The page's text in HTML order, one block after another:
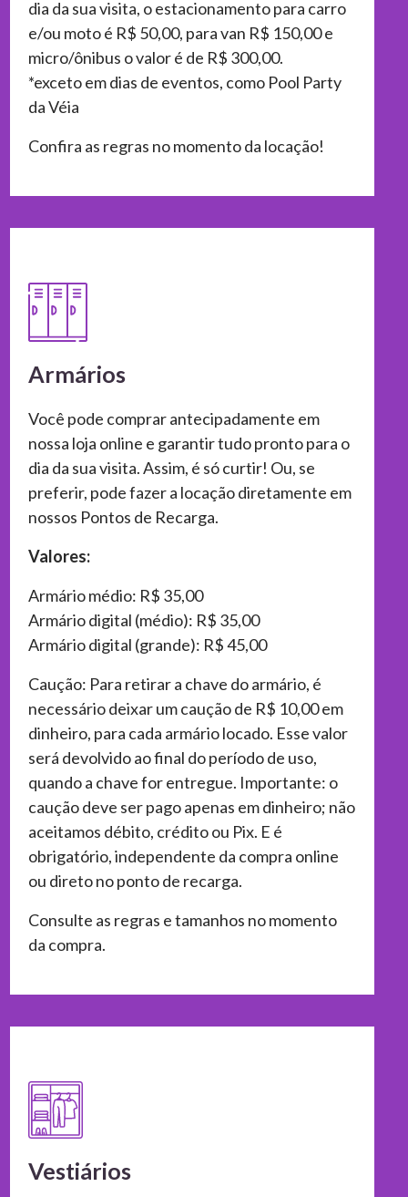
dia da sua visita, o estacionamento para carro
e/ou moto é R$ 50,00, para van R$ 150,00 e
micro/ônibus o valor é de R$ 300,00.
*exceto em dias de eventos, como Pool Party
da Véia
Confira as regras no momento da locação!
Armários
Você pode comprar antecipadamente em
nossa loja online e garantir tudo pronto para o
dia da sua visita. Assim, é só curtir! Ou, se
preferir, pode fazer a locação diretamente em
nossos Pontos de Recarga.
Valores:
Armário médio: R$ 35,00
Armário digital (médio): R$ 35,00
Armário digital (grande): R$ 45,00
Caução: Para retirar a chave do armário, é
necessário deixar um caução de R$ 10,00 em
dinheiro, para cada armário locado. Esse valor
será devolvido ao final do período de uso,
quando a chave for entregue. Importante: o
caução deve ser pago apenas em dinheiro; não
aceitamos débito, crédito ou Pix. E é
obrigatório, independente da compra online
ou direto no ponto de recarga.
Consulte as regras e tamanhos no momento
da compra.
Vestiários